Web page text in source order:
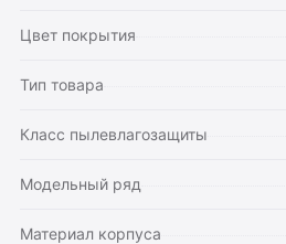
Цвет покрытия
Тип товара
Класс пылевлагозащиты
Модельный ряд
Материал корпуса